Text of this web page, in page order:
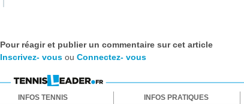
Pour réagir et publier un commentaire sur cet article
Inscrivez- vous ou Connectez- vous
INFOS TENNIS INFOS PRATIQUES